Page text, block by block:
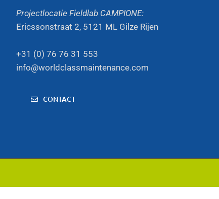
Projectlocatie Fieldlab CAMPIONE:
Ericssonstraat 2, 5121 ML Gilze Rijen
+31 (0) 76 76 31 553
info@worldclassmaintenance.com
CONTACT